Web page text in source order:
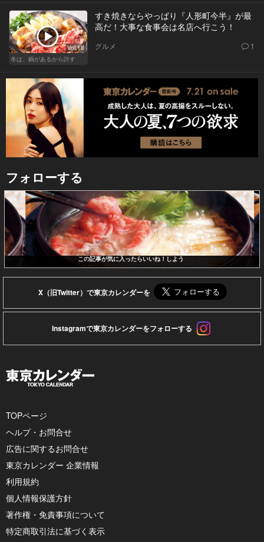
Vol.18
冬は、鍋があるから許す
すき焼きならやっぱり『人形町今半』が最
高だ！大事な食事会は名店へ行こう！
グルメ 1
フォローする
この記事が気に入ったらいいね！しよう
X（旧Twitter）で東京カレンダーを
Instagramで東京カレンダーをフォローする
TOPページ
ヘルプ・お問合せ
広告に関するお問合せ
東京カレンダー 企業情報
利用規約
個人情報保護方針
著作権・免責事項について
特定商取引法に基づく表示